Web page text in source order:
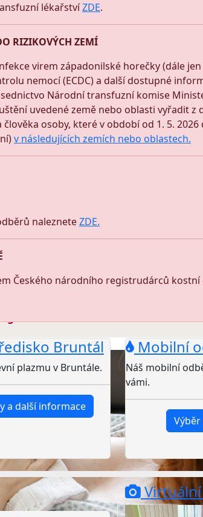
lékařstvíZDE.
RIZIKOVÝCH ZEMÍ
virem západonilské horečky (dále jen
nemocí (ECDC) a další dostupné
Národní transfuzní komise
uvedené země nebo oblasti vyřadit z
osoby, které v období od 1. 5. 2026
v následujících zemích nebo oblastech.
nalezneteZDE.
Českého národního registrudárců
Bruntál
plazmu v Bruntále.
a další informace
Mobilní
Náš mobilní
vámi.